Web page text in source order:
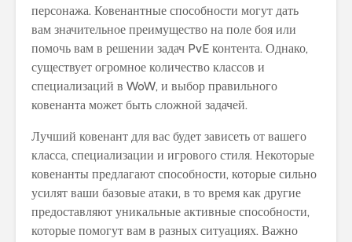
персонажа. Ковенантные способности могут дать
вам значительное преимущество на поле боя или
помочь вам в решении задач PvE контента. Однако,
существует огромное количество классов и
специализаций в WoW, и выбор правильного
ковенанта может быть сложной задачей.
Лучший ковенант для вас будет зависеть от вашего
класса, специализации и игрового стиля. Некоторые
ковенанты предлагают способности, которые сильно
усилят ваши базовые атаки, в то время как другие
предоставляют уникальные активные способности,
которые помогут вам в разных ситуациях. Важно